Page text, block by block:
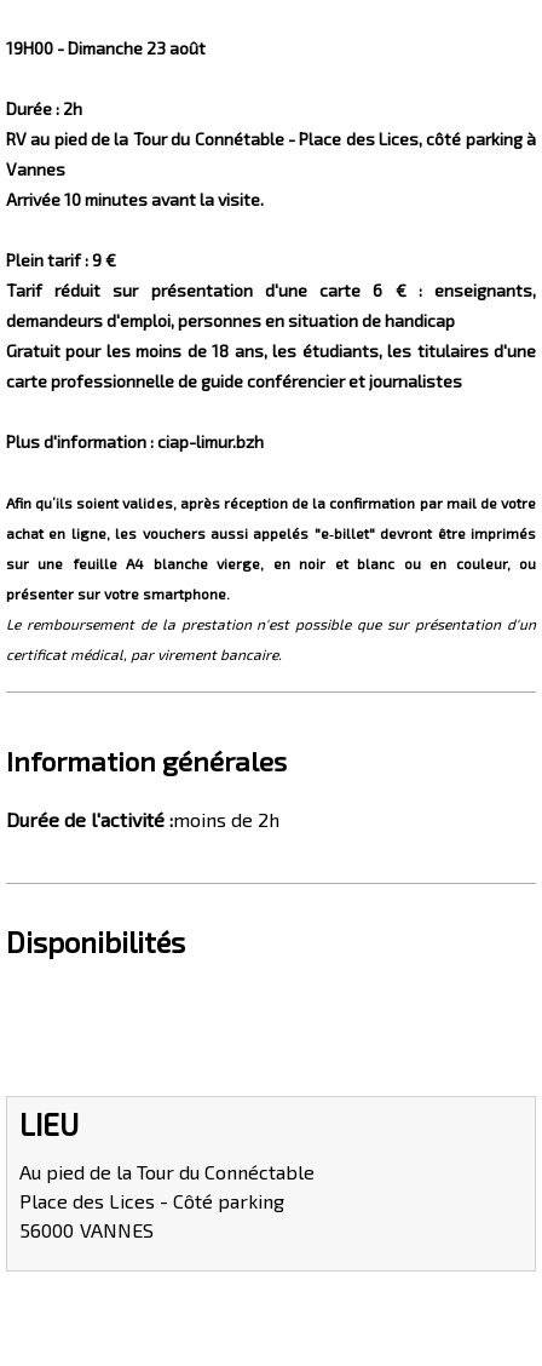
19H00 - Dimanche 23 août
Durée : 2h
RV au pied de la Tour du Connétable - Place des Lices, côté parking à
Vannes
Arrivée 10 minutes avant la visite.
Plein tarif : 9 €
Tarif réduit sur présentation d'une carte 6 € : enseignants,
demandeurs d'emploi, personnes en situation de handicap
Gratuit pour les moins de 18 ans, les étudiants, les titulaires d'une
carte professionnelle de guide conférencier et journalistes
Plus d'information : ciap-limur.bzh
Afin qu’ils soient valides, après réception de la confirmation par mail de votre
achat en ligne, les vouchers aussi appelés "e‐billet" devront être imprimés
sur une feuille A4 blanche vierge, en noir et blanc ou en couleur, ou
présenter sur votre smartphone.
Le remboursement de la prestation n'est possible que sur présentation d'un
certificat médical, par virement bancaire.
Information générales
Durée de l'activité :moins de 2h
Disponibilités
LIEU
Au pied de la Tour du Connéctable
Place des Lices - Côté parking
56000 VANNES